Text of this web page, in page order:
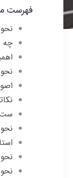
فهرست
چه
ست